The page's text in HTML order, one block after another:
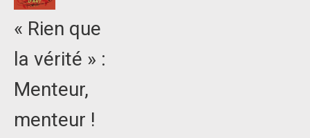
« Rien que
la vérité » :
Menteur,
menteur !